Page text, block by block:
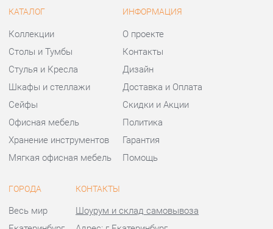
Сейфы
Офисная мебель
Скидки и Акции
Политика
ГОРОДА
Весь мир
Екатеринбург
КОНТАКТЫ
Уральских рабочих, 54
Телефон: +7 (343) 383-35-98
Отправить сообщение